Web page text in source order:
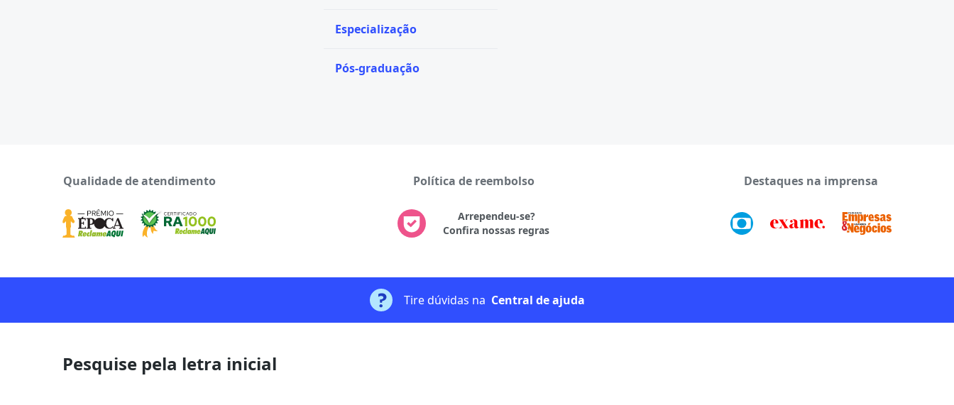
Especialização
Pós-graduação
Qualidade de atendimento Política de reembolso
Arrependeu-se?
Confira nossas regras
Destaques na imprensa
Tire dúvidas na Central de ajuda
Pesquise pela letra inicial